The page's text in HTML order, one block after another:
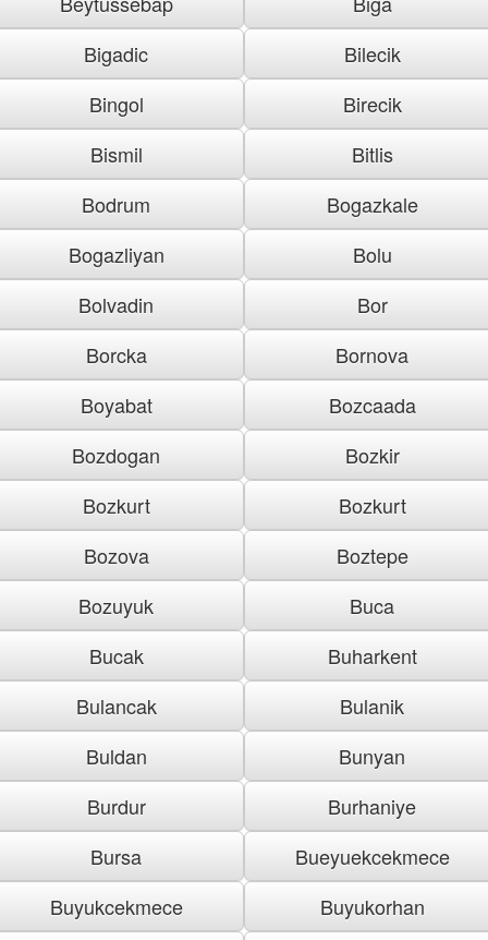
Bigadic
Bilecik
Bingol
Birecik
Bismil
Bitlis
Bodrum
Bogazkale
Bogazliyan
Bolu
Bolvadin
Bor
Borcka
Bornova
Boyabat
Bozcaada
Bozdogan
Bozkir
Bozkurt
Bozkurt
Bozova
Boztepe
Bozuyuk
Buca
Bucak
Buharkent
Bulancak
Bulanik
Buldan
Bunyan
Burdur
Burhaniye
Bursa
Bueyuekcekmece
Buyukcekmece
Buyukorhan